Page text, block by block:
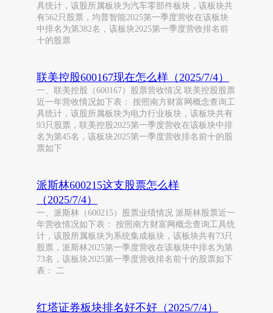
具统计，该股所属板块为汽车零部件板块，该板块共
有562只股票，均普智能2025第一季度营收在该板块
中排名为第382名，该板块2025第一季度营收排名前
十的股票
联美控股600167现在怎么样（2025/7/4）
一、联美控股（600167）股票营收情况 联美控股股票
近一年营收情况如下表： 按照南方财富网概念查询工
具统计，该股所属板块为电力行业板块，该板块共有
93只股票，联美控股2025第一季度营收在该板块中排
名为第45名，该板块2025第一季度营收排名前十的股
票如下
派斯林600215这支股票怎么样
（2025/7/4）
一、派斯林（600215）股票业绩情况 派斯林股票近一
年营收情况如下表： 按照南方财富网概念查询工具统
计，该股所属板块为系统集成板块，该板块共有73只
股票，派斯林2025第一季度营收在该板块中排名为第
73名，该板块2025第一季度营收排名前十的股票如下
表： 二
红塔证券板块排名好不好（2025/7/4）